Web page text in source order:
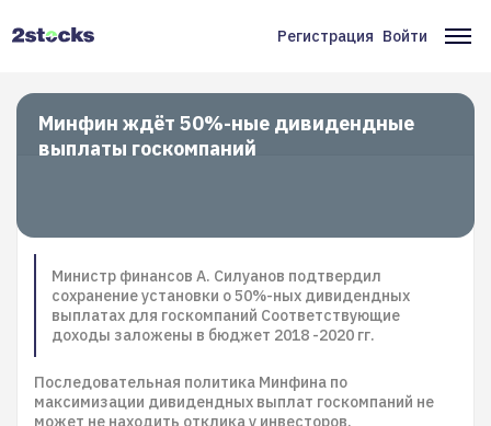
Меню
учётной
записи
Регистрация Войти
Минфин ждёт 50%-ные дивидендные
выплаты госкомпаний
Министр финансов А. Силуанов подтвердил
сохранение установки о 50%-ных дивидендных
выплатах для госкомпаний Соответствующие
доходы заложены в бюджет 2018 -2020 гг.
Последовательная политика Минфина по
максимизации дивидендных выплат госкомпаний не
может не находить отклика у инвесторов.